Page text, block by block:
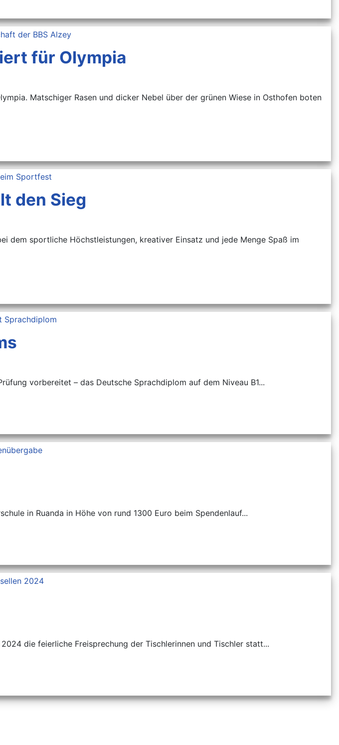
für Olympia
Matschiger Rasen und dicker Nebel über der grünen Wiese in Osthofen boten
den Sieg
dem sportliche Höchstleistungen, kreativer Einsatz und jede Menge Spaß im
vorbereitet – das Deutsche Sprachdiplom auf dem Niveau B1...
in Ruanda in Höhe von rund 1300 Euro beim Spendenlauf...
die feierliche Freisprechung der Tischlerinnen und Tischler statt...